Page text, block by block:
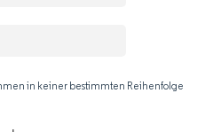
in keiner bestimmten Reihenfolge